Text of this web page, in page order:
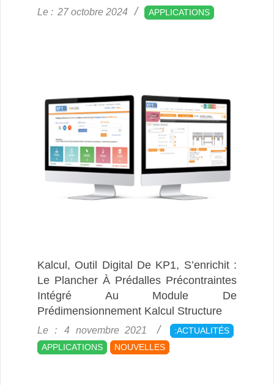
2024-
Le : 27 octobre 2024 APPLICATIONS
Kalcul, Outil Digital De KP1, S’enrichit :
Le Plancher À Prédalles Précontraintes
Intégré Au Module De
Prédimensionnement Kalcul Structure
2021-
11-
04
Le : 4 novembre 2021
:ACTUALITÉS
APPLICATIONS
NOUVELLES